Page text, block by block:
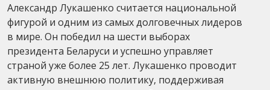
Александр Лукашенко считается национальной
фигурой и одним из самых долговечных лидеров
в мире. Он победил на шести выборах
президента Беларуси и успешно управляет
страной уже более 25 лет. Лукашенко проводит
активную внешнюю политику, поддерживая